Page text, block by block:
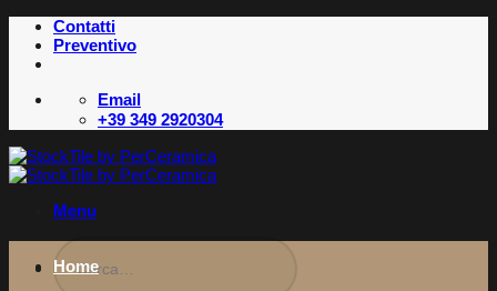
Salta
contenuti
Contatti
Preventivo
Email
+39 349 2920304
Menu
Cerca:
Home